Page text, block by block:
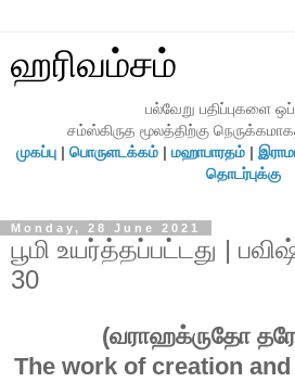
ஹரிவம்சம்
பல்வேறு பதிப்புகளை
சம்ஸ்கிருத மூலத்திற்கு
முகப்பு | பொருளடக்கம் | மஹாபாரதம் |
தொடர்புக்கு
Monday, 28 June 2021
பூமி உயர்த்தப்பட்டது |
30
(வராஹக்ருதோ
The work of creation